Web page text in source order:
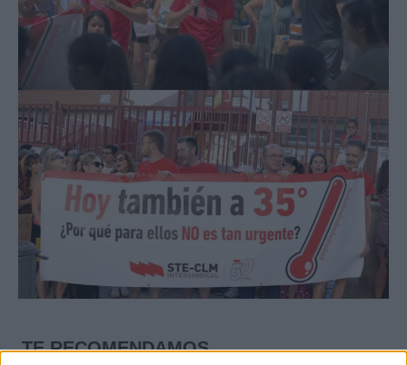
TE RECOMENDAMOS